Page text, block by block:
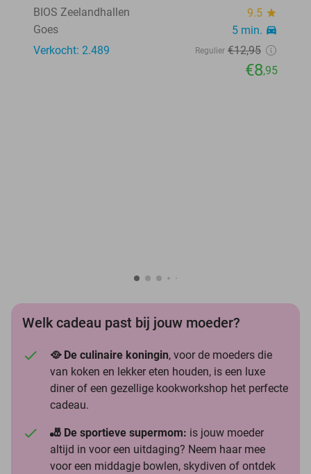
BIOS Zeelandhallen
9.5 star
Goes 5 min. directions_car
Verkocht: 2.489 Regulier €12,95
€8,95
Welk cadeau past bij jouw moeder?
🥘 De culinaire koningin, voor de moeders die
van koken en lekker eten houden, is een luxe
diner of een gezellige kookworkshop het perfecte
cadeau.
🎳 De sportieve supermom: is jouw moeder
altijd in voor een uitdaging? Neem haar mee
voor een middagje bowlen, skydiven of ontdek